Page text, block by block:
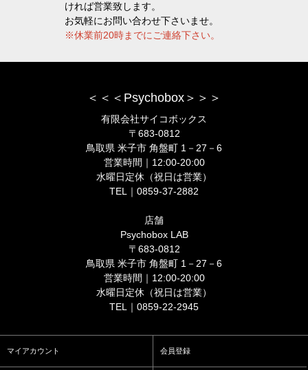
ければ営業致します。
お気軽にお問い合わせ下さいませ。
※休業前20時までにご連絡下さい。
＜＜＜Psychobox＞＞＞
有限会社サイコボックス
〒683-0812
鳥取県 米子市 角盤町 1－27－6
営業時間｜12:00-20:00
水曜日定休（祝日は営業）
TEL｜0859-37-2882
店舗
Psychobox LAB
〒683-0812
鳥取県 米子市 角盤町 1－27－6
営業時間｜12:00-20:00
水曜日定休（祝日は営業）
TEL｜0859-22-2945
マイアカウント 会員登録